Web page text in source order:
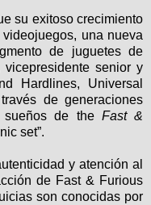
su exitoso crecimiento
una nueva
de juguetes de
vicepresidente senior y
Hardlines, Universal
de generaciones
de the Fast &
set”.
y atención al
de Fast & Furious
son conocidas por